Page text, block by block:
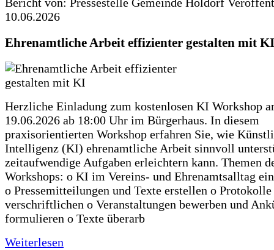
10.06.2026
Ehrenamtliche Arbeit effizienter gestalten mit KI
Herzliche Einladung zum kostenlosen KI Workshop
19.06.2026 ab 18:00 Uhr im Bürgerhaus. In diesem
praxisorientierten Workshop erfahren Sie, wie
Intelligenz (KI) ehrenamtliche Arbeit sinnvoll
zeitaufwendige Aufgaben erleichtern kann. Themen
Workshops: o KI im Vereins- und Ehrenamtsalltag
o Pressemitteilungen und Texte erstellen o
verschriftlichen o Veranstaltungen bewerben und
formulieren o Texte überarb
Weiterlesen